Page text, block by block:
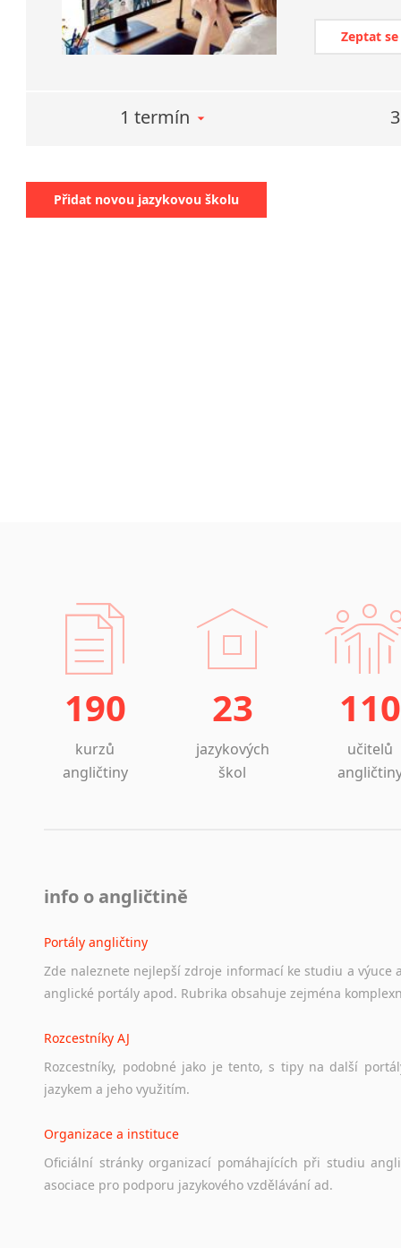
Zeptat
1 termín
Přidat novou jazykovou školu
190
kurzů
angličtiny
23
jazykových
škol
110
učitelů
info o angličtině
Portály angličtiny
Zde naleznete nejlepší zdroje informací ke studiu a výuce
anglické portály apod. Rubrika obsahuje zejména
Rozcestníky AJ
Rozcestníky, podobné jako je tento, s tipy na další
jazykem a jeho využitím.
Organizace a instituce
Oficiální stránky organizací pomáhajících při studiu
asociace pro podporu jazykového vzdělávání ad.